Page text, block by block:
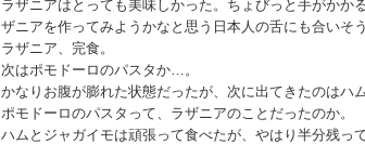
ラザニアはとっても美味しかった。ちょびっと手がかか
ザニアを作ってみようかなと思う日本人の舌にも合いそ
ラザニア、完食。
次はポモドーロのパスタか…。
かなりお腹が膨れた状態だったが、次に出てきたのはハ
ポモドーロのパスタって、ラザニアのことだったのか。
ハムとジャガイモは頑張って食べたが、やはり半分残っ